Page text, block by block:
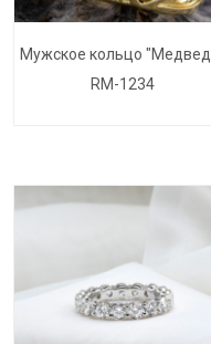
Мужское кольцо
RM-1234